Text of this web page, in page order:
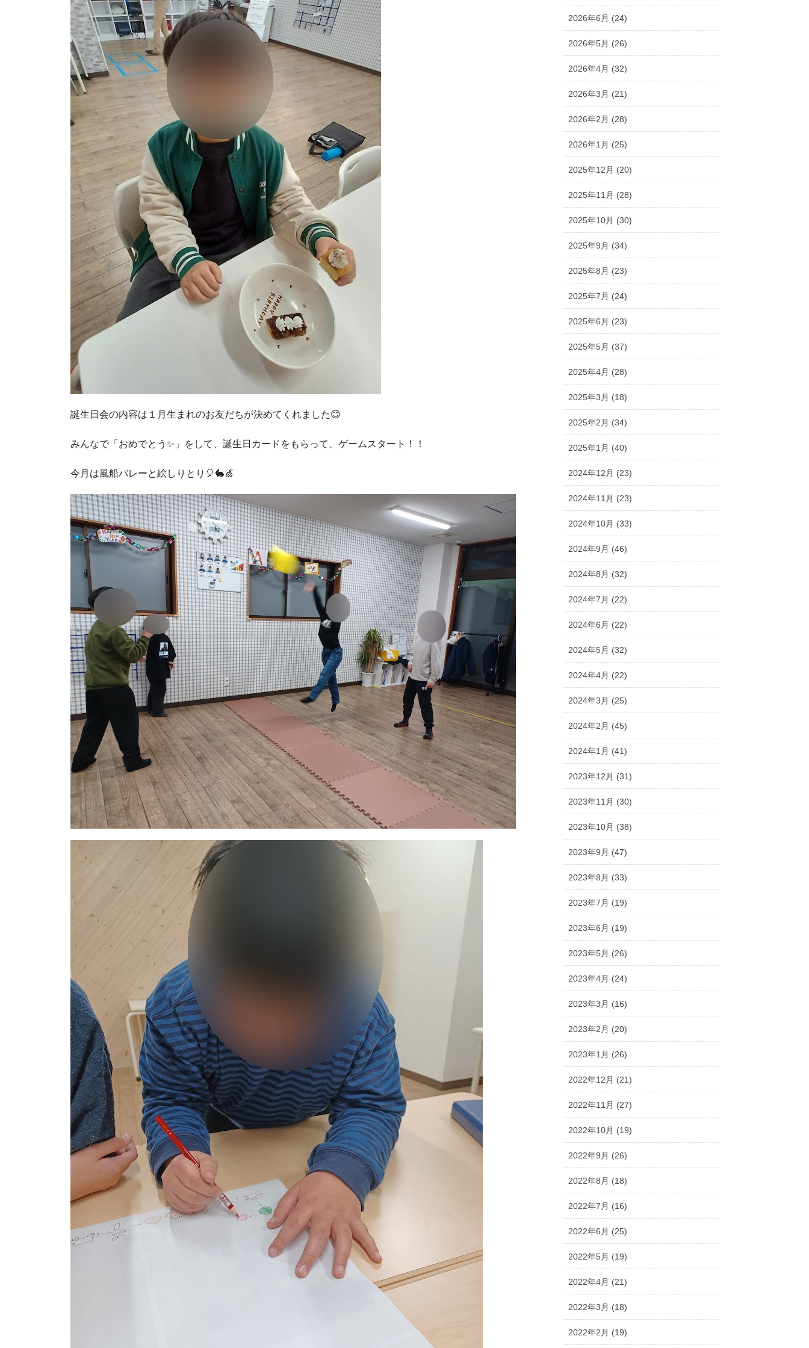
誕生日会の内容は１月生まれのお友だちが決めてくれました😊
みんなで「おめでとう✨」をして、誕生日カードをもらって、ゲームスタート！！
今月は風船バレーと絵しりとり🎈🐇🍏
2026年6月 (24)
2026年5月 (26)
2026年4月 (32)
2026年3月 (21)
2026年2月 (28)
2026年1月 (25)
2025年12月 (20)
2025年11月 (28)
2025年10月 (30)
2025年9月 (34)
2025年8月 (23)
2025年7月 (24)
2025年6月 (23)
2025年5月 (37)
2025年4月 (28)
2025年3月 (18)
2025年2月 (34)
2025年1月 (40)
2024年12月 (23)
2024年11月 (23)
2024年10月 (33)
2024年9月 (46)
2024年8月 (32)
2024年7月 (22)
2024年6月 (22)
2024年5月 (32)
2024年4月 (22)
2024年3月 (25)
2024年2月 (45)
2024年1月 (41)
2023年12月 (31)
2023年11月 (30)
2023年10月 (38)
2023年9月 (47)
2023年8月 (33)
2023年7月 (19)
2023年6月 (19)
2023年5月 (26)
2023年4月 (24)
2023年3月 (16)
2023年2月 (20)
2023年1月 (26)
2022年12月 (21)
2022年11月 (27)
2022年10月 (19)
2022年9月 (26)
2022年8月 (18)
2022年7月 (16)
2022年6月 (25)
2022年5月 (19)
2022年4月 (21)
2022年3月 (18)
2022年2月 (19)